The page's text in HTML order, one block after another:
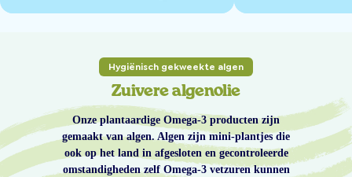
Hygiënisch gekweekte algen
Zuivere algenolie
Onze plantaardige Omega-3 producten zijn
gemaakt van algen. Algen zijn mini-plantjes die
ook op het land in afgesloten en gecontroleerde
omstandigheden zelf Omega-3 vetzuren kunnen